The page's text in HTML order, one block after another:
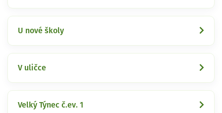
U nové školy
V uličce
Velký Týnec č.ev. 1